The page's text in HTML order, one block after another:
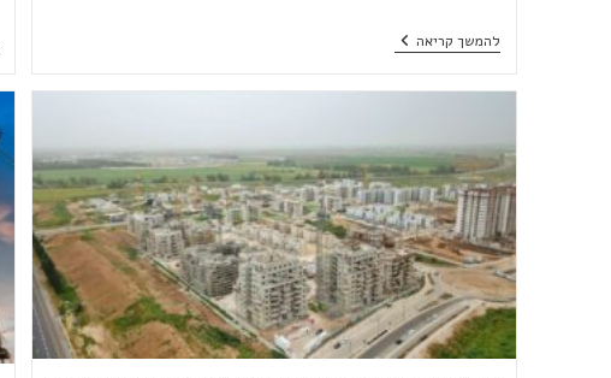
להמשך קריאהשקיפות
פיננסית
חדירה
העצמי
שלכם
במשכנתא